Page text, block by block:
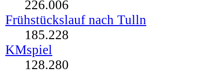
226.006
Frühstückslauf nach Tulln
185.228
KMspiel
128.280